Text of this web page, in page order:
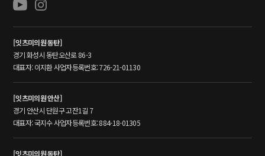
[잇츠미의원 동탄]
경기 화성시 동탄오산로 86-3
대표자: 이지환 사업자등록번호: 726-21-01130
[잇츠미의원 안산]
경기 안산시 단원구 고잔1길 7
대표자: 국지수 사업자등록번호: 884-18-01305
[잇츠미의원 동탄]